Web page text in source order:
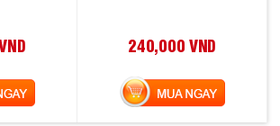
240,000 VND
MUA NGAY